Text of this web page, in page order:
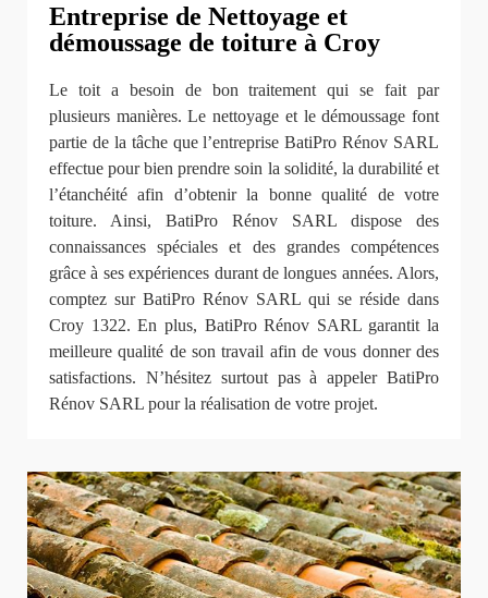
Entreprise de Nettoyage et
démoussage de toiture à Croy
Le toit a besoin de bon traitement qui se fait par
plusieurs manières. Le nettoyage et le démoussage font
partie de la tâche que l’entreprise BatiPro Rénov SARL
effectue pour bien prendre soin la solidité, la durabilité et
l’étanchéité afin d’obtenir la bonne qualité de votre
toiture. Ainsi, BatiPro Rénov SARL dispose des
connaissances spéciales et des grandes compétences
grâce à ses expériences durant de longues années. Alors,
comptez sur BatiPro Rénov SARL qui se réside dans
Croy 1322. En plus, BatiPro Rénov SARL garantit la
meilleure qualité de son travail afin de vous donner des
satisfactions. N’hésitez surtout pas à appeler BatiPro
Rénov SARL pour la réalisation de votre projet.